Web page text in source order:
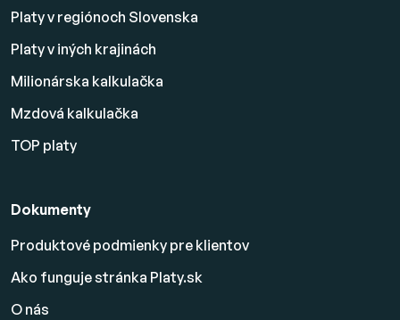
Platy v regiónoch Slovenska
Platy v iných krajinách
Milionárska kalkulačka
Mzdová kalkulačka
TOP platy
Dokumenty
Produktové podmienky pre klientov
Ako funguje stránka Platy.sk
O nás